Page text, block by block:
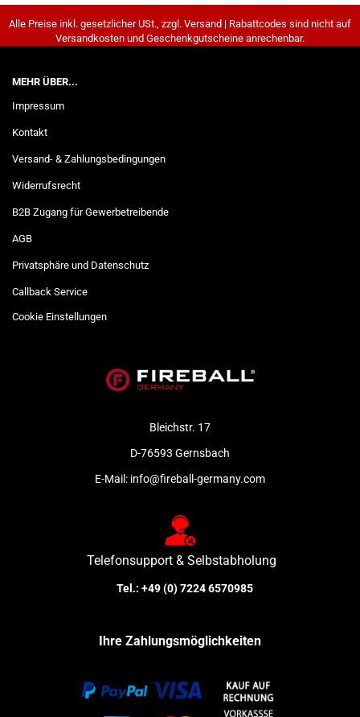
Alle Preise inkl. gesetzlicher USt., zzgl. Versand | Rabattcodes sind nicht auf
Versandkosten und Geschenkgutscheine anrechenbar.
MEHR ÜBER...
Impressum
Kontakt
Versand- & Zahlungsbedingungen
Widerrufsrecht
B2B Zugang für Gewerbetreibende
AGB
Privatsphäre und Datenschutz
Callback Service
Cookie Einstellungen
Bleichstr. 17
D-76593 Gernsbach
E-Mail: info@fireball-germany.com
Telefonsupport & Selbstabholung
Tel.: +49 (0) 7224 6570985
Ihre Zahlungsmöglichkeiten